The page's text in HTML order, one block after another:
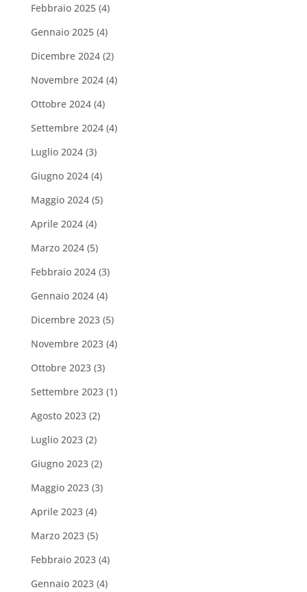
Febbraio 2025(4)
Gennaio 2025(4)
Dicembre 2024(2)
Novembre 2024(4)
Ottobre 2024(4)
Settembre 2024(4)
Luglio 2024(3)
Giugno 2024(4)
Maggio 2024(5)
Aprile 2024(4)
Marzo 2024(5)
Febbraio 2024(3)
Gennaio 2024(4)
Dicembre 2023(5)
Novembre 2023(4)
Ottobre 2023(3)
Settembre 2023(1)
Agosto 2023(2)
Luglio 2023(2)
Giugno 2023(2)
Maggio 2023(3)
Aprile 2023(4)
Marzo 2023(5)
Febbraio 2023(4)
Gennaio 2023(4)